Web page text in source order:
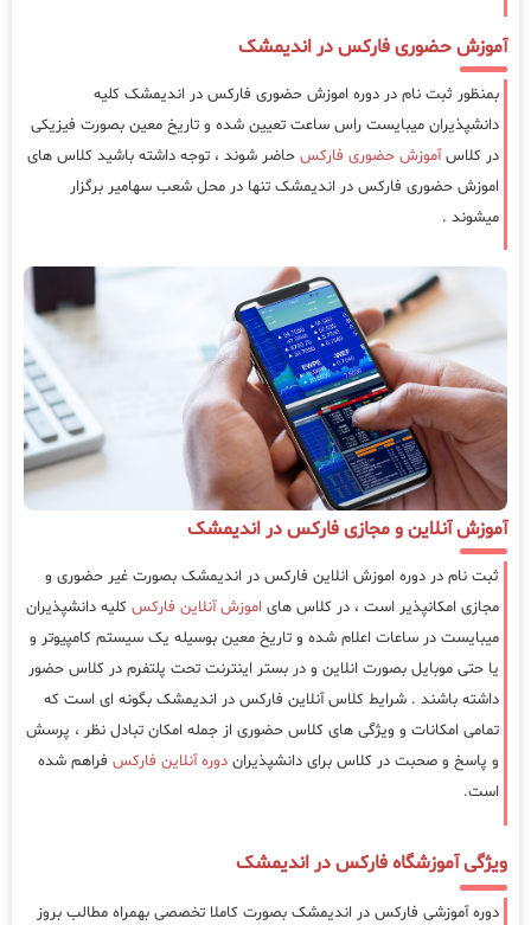
آموزش حضوری فارکس در اندیمشک
بمنظور ثبت نام در دوره اموزش حضوری فارکس در اندیمشک کلیه
دانشپذیران میبایست راس ساعت تعیین شده و تاریخ معین بصورت فیزیکی
در کلاسآموزش حضوری فارکس حاضر شوند ، توجه داشته باشید کلاس های
اموزش حضوری فارکس در اندیمشک تنها در محل شعب سهامیر برگزار
میشوند .
آموزش آنلاین و مجازی فارکس در اندیمشک
ثبت نام در دوره اموزش انلاین فارکس در اندیمشک بصورت غیر حضوری و
مجازی امکانپذیر است ، در کلاس های اموزش آنلاین فارکس کلیه دانشپذیران
میبایست در ساعات اعلام شده و تاریخ معین بوسیله یک سیستم کامپیوتر و
یا حتی موبایل بصورت انلاین و در بستر اینترنت تحت پلتفرم در کلاس حضور
داشته باشند . شرایط کلاس آنلاین فارکس در اندیمشک بگونه ای است که
تمامی امکانات و ویژگی های کلاس حضوری از جمله امکان تبادل نظر ، پرسش
و پاسخ و صحبت در کلاس برای دانشپذیران دوره آنلاین فارکس فراهم شده
است.
ویژگی آموزشگاه فارکس در اندیمشک
دوره آموزشی فارکس در اندیمشک بصورت کاملا تخصصی بهمراه مطالب بروز